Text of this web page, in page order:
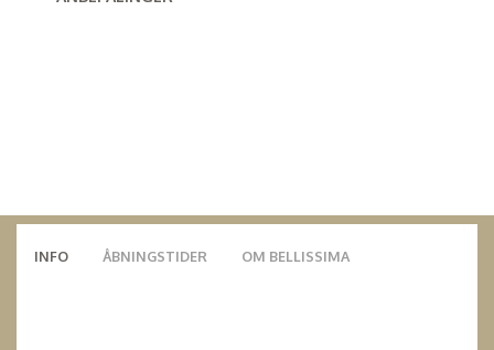
INFO ÅBNINGSTIDER OM BELLISSIMA